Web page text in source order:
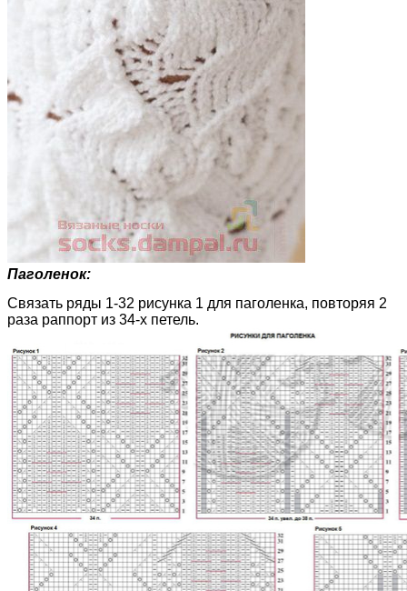
Паголенок:
Связать ряды 1-32 рисунка 1 для паголенка, повторяя 2
раза раппорт из 34-х петель.